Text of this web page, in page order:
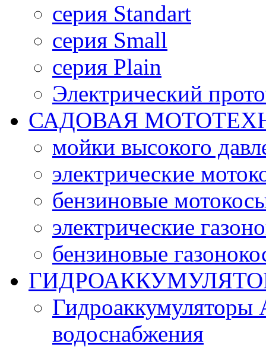
серия Standart
серия Small
серия Plain
Электрический
САДОВАЯ
мойки высокого
электрические
бензиновые
электрические
бензиновые
Гидроаккумуляторы
водоснабжения